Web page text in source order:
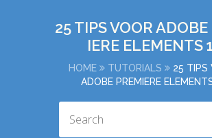
25 TIPS VOOR ADOBE
IERE ELEMENTS
HOME TUTORIALS
25 TIPS
ADOBE PREMIERE